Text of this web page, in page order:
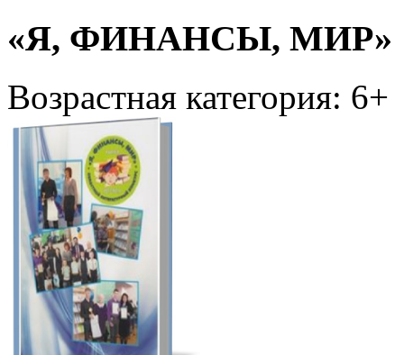
«Я, ФИНАНСЫ, МИР»
Возрастная категория: 6+